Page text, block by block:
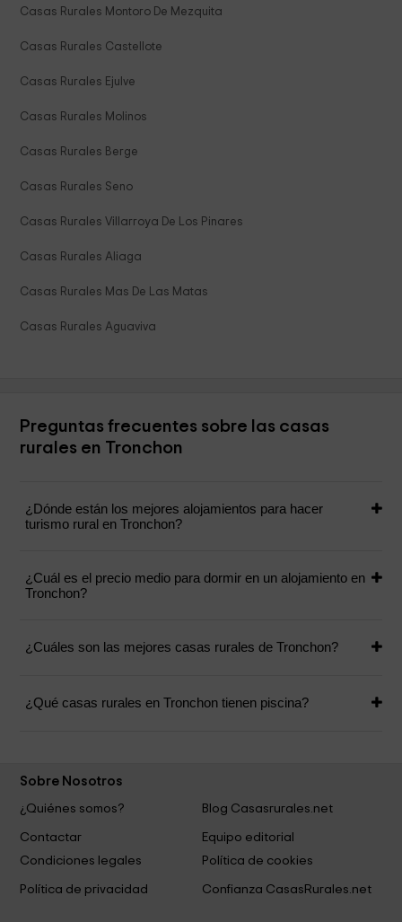
Casas Rurales Montoro De Mezquita
Casas Rurales Castellote
Casas Rurales Ejulve
Casas Rurales Molinos
Casas Rurales Berge
Casas Rurales Seno
Casas Rurales Villarroya De Los Pinares
Casas Rurales Aliaga
Casas Rurales Mas De Las Matas
Casas Rurales Aguaviva
Preguntas frecuentes sobre las casas
rurales en Tronchon
¿Dónde están los mejores alojamientos para hacer
turismo rural en Tronchon?
¿Cuál es el precio medio para dormir en un alojamiento en
Tronchon?
¿Cuáles son las mejores casas rurales de Tronchon?
¿Qué casas rurales en Tronchon tienen piscina?
Sobre Nosotros
¿Quiénes somos?
Blog Casasrurales.net
Contactar
Equipo editorial
Condiciones legales
Política de cookies
Política de privacidad Confianza CasasRurales.net